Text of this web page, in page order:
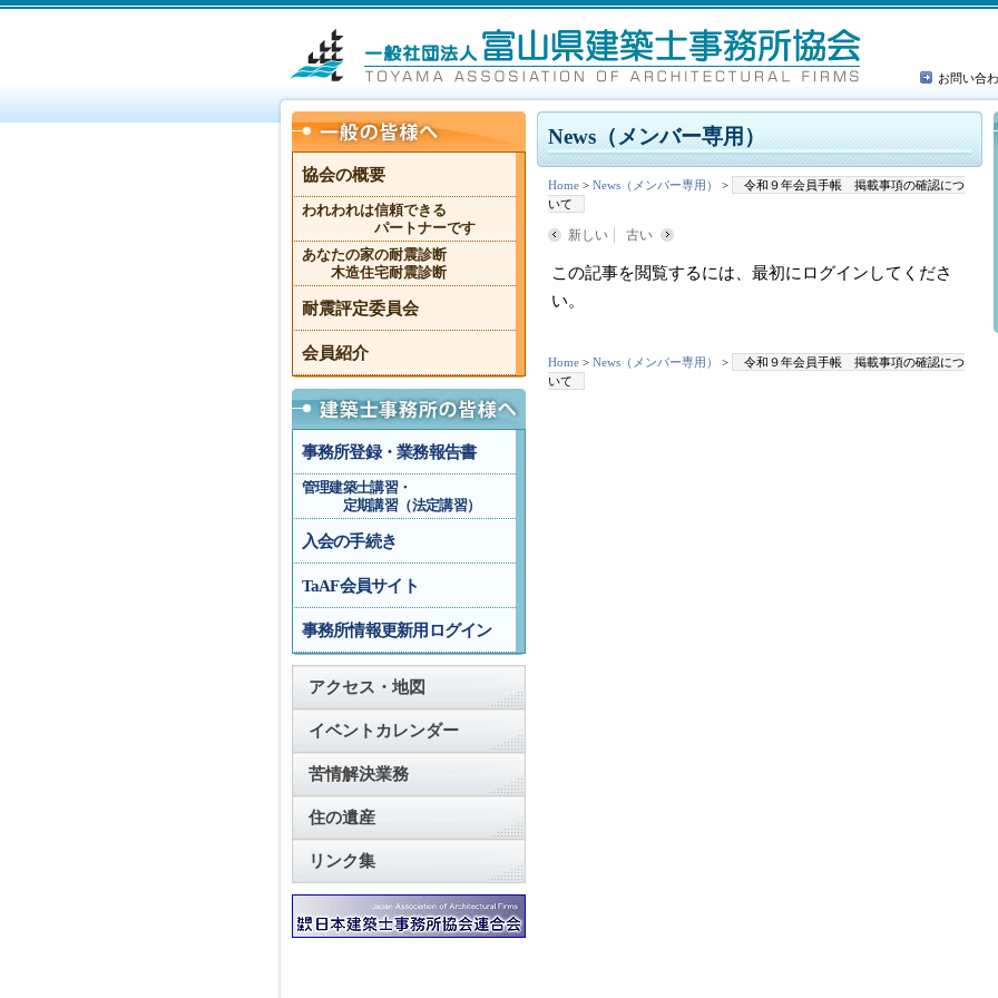
お問い合
News（メンバー専用）
Home > News（メンバー専用） >
令和９年会員手帳 掲載事項の確認につ
いて
新しい 古い
この記事を閲覧するには、最初にログインしてくださ
い。
Home > News（メンバー専用） >
令和９年会員手帳 掲載事項の確認につ
いて
協会の概要
われわれは信頼できる
パートナーです
あなたの家の耐震診断
木造住宅耐震診断
耐震評定委員会
会員紹介
事務所登録・業務報告書
管理建築士講習・
定期講習（法定講習）
入会の手続き
TaAF会員サイト
事務所情報更新用ログイン
アクセス・地図
イベントカレンダー
苦情解決業務
住の遺産
リンク集